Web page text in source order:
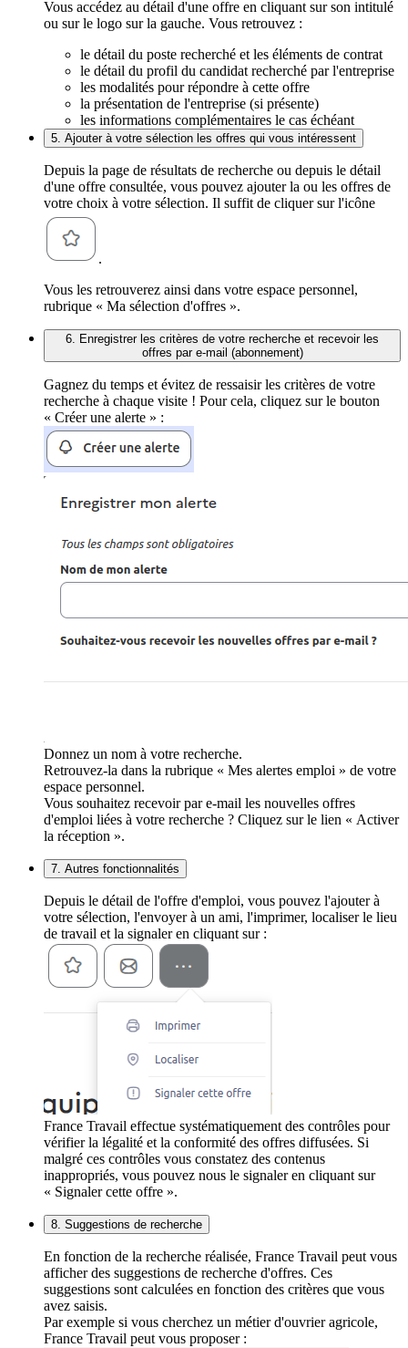
Vous accédez au détail d'une offre en cliquant sur son intitulé
ou sur le logo sur la gauche. Vous retrouvez :
le détail du poste recherché et les éléments de contrat
le détail du profil du candidat recherché par l'entreprise
les modalités pour répondre à cette offre
la présentation de l'entreprise (si présente)
les informations complémentaires le cas échéant
5. Ajouter à votre sélection les offres qui vous intéressent
Depuis la page de résultats de recherche ou depuis le détail
d'une offre consultée, vous pouvez ajouter la ou les offres de
votre choix à votre sélection. Il suffit de cliquer sur l'icône
.
Vous les retrouverez ainsi dans votre espace personnel,
rubrique « Ma sélection d'offres ».
6. Enregistrer les critères de votre recherche et recevoir les
offres par e-mail (abonnement)
Gagnez du temps et évitez de ressaisir les critères de votre
recherche à chaque visite ! Pour cela, cliquez sur le bouton
« Créer une alerte » :
Donnez un nom à votre recherche.
Retrouvez-la dans la rubrique « Mes alertes emploi » de votre
espace personnel.
Vous souhaitez recevoir par e-mail les nouvelles offres
d'emploi liées à votre recherche ? Cliquez sur le lien « Activer
la réception ».
7. Autres fonctionnalités
Depuis le détail de l'offre d'emploi, vous pouvez l'ajouter à
votre sélection, l'envoyer à un ami, l'imprimer, localiser le lieu
de travail et la signaler en cliquant sur :
France Travail effectue systématiquement des contrôles pour
vérifier la légalité et la conformité des offres diffusées. Si
malgré ces contrôles vous constatez des contenus
inappropriés, vous pouvez nous le signaler en cliquant sur
« Signaler cette offre ».
8. Suggestions de recherche
En fonction de la recherche réalisée, France Travail peut vous
afficher des suggestions de recherche d'offres. Ces
suggestions sont calculées en fonction des critères que vous
avez saisis.
Par exemple si vous cherchez un métier d'ouvrier agricole,
France Travail peut vous proposer :